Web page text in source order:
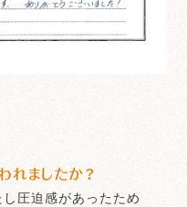
れましたか？
圧迫感があったため